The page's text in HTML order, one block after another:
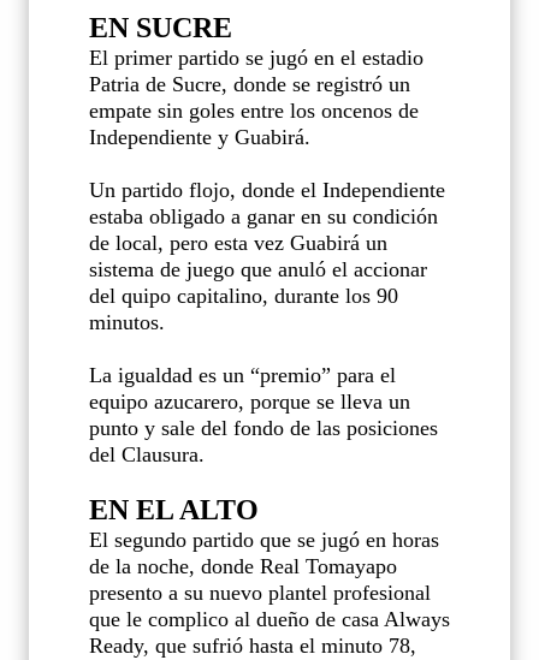
EN SUCRE
El primer partido se jugó en el estadio
Patria de Sucre, donde se registró un
empate sin goles entre los oncenos de
Independiente y Guabirá.
Un partido flojo, donde el Independiente
estaba obligado a ganar en su condición
de local, pero esta vez Guabirá un
sistema de juego que anuló el accionar
del quipo capitalino, durante los 90
minutos.
La igualdad es un “premio” para el
equipo azucarero, porque se lleva un
punto y sale del fondo de las posiciones
del Clausura.
EN EL ALTO
El segundo partido que se jugó en horas
de la noche, donde Real Tomayapo
presento a su nuevo plantel profesional
que le complico al dueño de casa Always
Ready, que sufrió hasta el minuto 78,